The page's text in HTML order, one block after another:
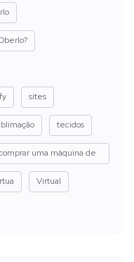
sites
tecidos
uma máquina de
Virtual